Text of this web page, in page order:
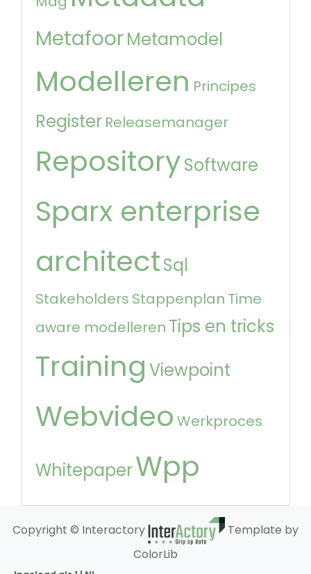
MetafoorMetamodel
Modelleren Principes
Register Releasemanager
RepositorySoftware
Sparx enterprise
architectSql
Stakeholders Stappenplan Time
aware modelleren Tips en tricks
Training Viewpoint
Webvideo Werkproces
WhitepaperWpp
Copyright © Interactory
Template by
ColorLib